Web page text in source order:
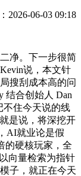
2026-06-03 09:18
净。下一步很简
说，本文针
搜刮成本高的问
结合创始人 Dan
不住今天说的线
是说，将深挖开
AI就业论是假
的硬核玩家，全
向量检索为指针
子，就正在今天